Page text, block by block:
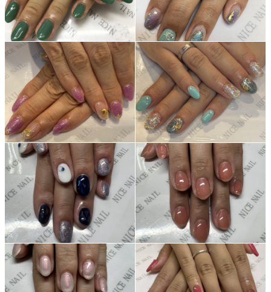
ご利用の流れ
取り扱いカラー
ネイル用語
消費者志向自主宣言
新着情報
採用情報
ネイルスクール